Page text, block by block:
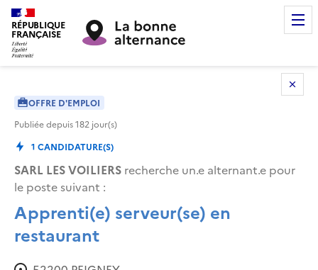
RÉPUBLIQUE
FRANÇAISE
OFFRE D'EMPLOI
Publiée depuis182 jour(s)
1 CANDIDATURE(S)
SARL LES VOILIERS recherche un.e alternant.e pour
le poste suivant :
Apprenti(e) serveur(se) en
restaurant